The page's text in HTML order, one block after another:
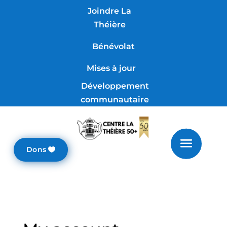
Joindre La
Théière
Bénévolat
Mises à jour
Développement
communautaire
Dons